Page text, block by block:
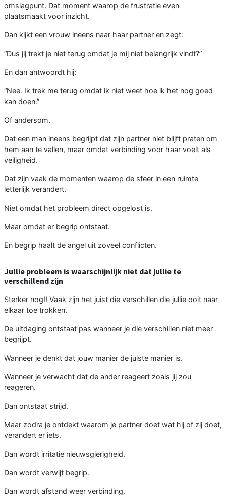
omslagpunt. Dat moment waarop de frustratie even
plaatsmaakt voor inzicht.
Dan kijkt een vrouw ineens naar haar partner en zegt:
“Dus jij trekt je niet terug omdat je mij niet belangrijk vindt?”
En dan antwoordt hij:
“Nee. Ik trek me terug omdat ik niet weet hoe ik het nog goed
kan doen.”
Of andersom.
Dat een man ineens begrijpt dat zijn partner niet blijft praten om
hem aan te vallen, maar omdat verbinding voor haar voelt als
veiligheid.
Dat zijn vaak de momenten waarop de sfeer in een ruimte
letterlijk verandert.
Niet omdat het probleem direct opgelost is.
Maar omdat er begrip ontstaat.
En begrip haalt de angel uit zoveel conflicten.
Jullie probleem is waarschijnlijk niet dat jullie te
verschillend zijn
Sterker nog!! Vaak zijn het juist die verschillen die jullie ooit naar
elkaar toe trokken.
De uitdaging ontstaat pas wanneer je die verschillen niet meer
begrijpt.
Wanneer je denkt dat jouw manier de juiste manier is.
Wanneer je verwacht dat de ander reageert zoals jij zou
reageren.
Dan ontstaat strijd.
Maar zodra je ontdekt waarom je partner doet wat hij of zij doet,
verandert er iets.
Dan wordt irritatie nieuwsgierigheid.
Dan wordt verwijt begrip.
Dan wordt afstand weer verbinding.